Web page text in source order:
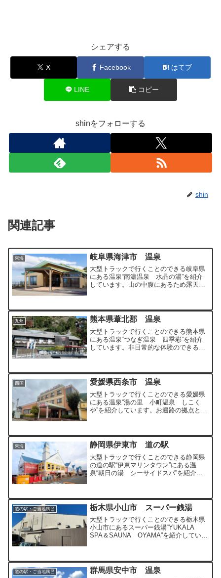
シェアする
X Facebook はてブ
LINE コピー
shinをフォローする
shin
関連記事
東海 岐阜県海津市 温泉
大型トラックで行くことのできる岐阜県
にある温泉“南濃温泉 水晶の湯”を紹介
しています。山の中腹にあるため露天風
九州 熊本県葦北郡 温泉
大型トラックで行くことのできる熊本県
にある温泉“つなぎ温泉 四季彩”を紹介
しています。非日常的な体験のできるす
四国 愛媛県西条市 温泉
大型トラックで行くことのできる愛媛県
にある温泉“湯の里 小町温泉 しこく
や”を紹介しています。お遍路の拠点とし
東海 静岡県伊東市 道の駅
大型トラックで行くことのできる静岡県
の道の駅“伊東マリンタウン”にある温
泉“朝日の湯 シーサイドスパ”を紹介し
道の駅・ご当地風呂 栃木県小山市 スーパー銭湯
大型トラックで行くことのできる栃木県
小山市にあるスーパー銭湯“YUKALA
SPA＆SAUNA OYAMA”を紹介していま
浴施設です。
道の駅・ご当地風呂 群馬県安中市 温泉